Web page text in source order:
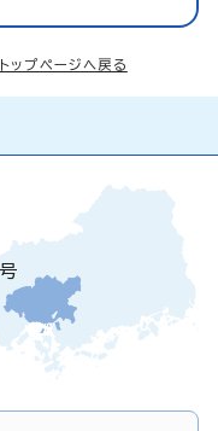
トップページへ戻る